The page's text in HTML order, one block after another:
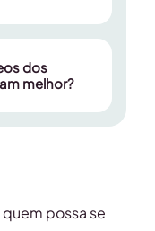
dos
melhor?
possa se